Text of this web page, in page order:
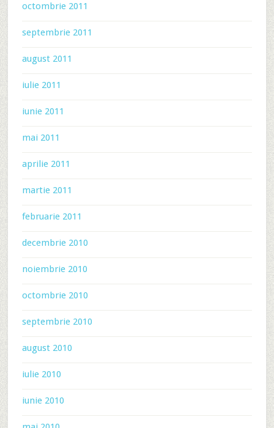
octombrie 2011
septembrie 2011
august 2011
iulie 2011
iunie 2011
mai 2011
aprilie 2011
martie 2011
februarie 2011
decembrie 2010
noiembrie 2010
octombrie 2010
septembrie 2010
august 2010
iulie 2010
iunie 2010